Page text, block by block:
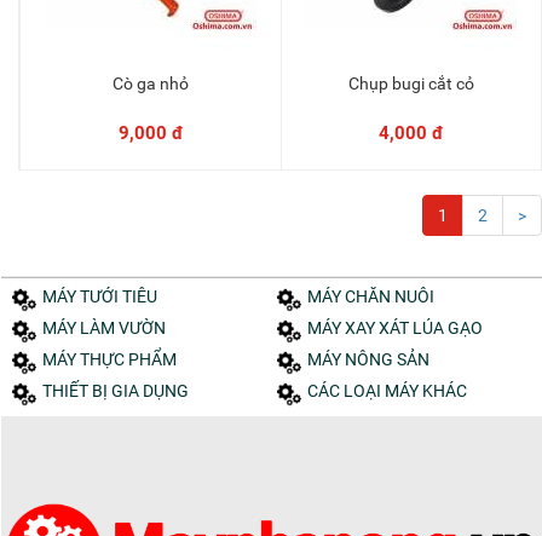
Thêm vào giỏ
Cò ga nhỏ
9,000 đ
Thêm vào giỏ
Chụp bugi cắt cỏ
4,000 đ
1 2 >
MÁY TƯỚI TIÊU
MÁY CHĂN NUÔI
MÁY LÀM VƯỜN
MÁY XAY XÁT LÚA GẠO
MÁY THỰC PHẨM
MÁY NÔNG SẢN
THIẾT BỊ GIA DỤNG
CÁC LOẠI MÁY KHÁC